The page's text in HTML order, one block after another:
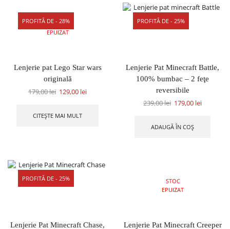
PROFITĂ DE - 28%
STOC
EPUIZAT
Lenjerie pat Lego Star wars
originală
179,00lei 129,00 lei
CITEȘTE MAI MULT
PROFITĂ DE - 25%
Lenjerie Pat Minecraft Battle,
100% bumbac – 2 feţe
reversibile
239,00lei 179,00 lei
ADAUGĂ ÎN COȘ
PROFITĂ DE - 25%
Lenjerie Pat Minecraft Chase,
STOC
EPUIZAT
Lenjerie Pat Minecraft Creeper